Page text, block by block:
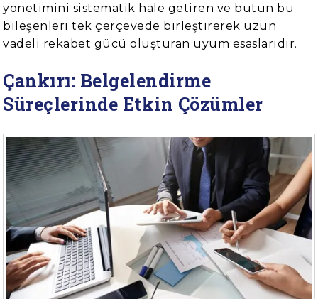
yönetimini sistematik hale getiren ve bütün bu
bileşenleri tek çerçevede birleştirerek uzun
vadeli rekabet gücü oluşturan uyum esaslarıdır.
Çankırı: Belgelendirme
Süreçlerinde Etkin Çözümler